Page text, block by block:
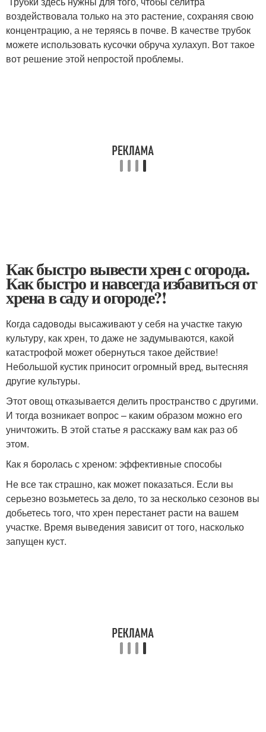
воздействовала только на это растение, сохраняя свою
концентрацию, а не теряясь в почве. В качестве трубок
можете использовать кусочки обруча хулахуп. Вот такое
вот решение этой непростой проблемы.
Как быстро вывести хрен с огорода.
Как быстро и навсегда избавиться от
хрена в саду и огороде?!
Когда садоводы высаживают у себя на участке такую
культуру, как хрен, то даже не задумываются, какой
катастрофой может обернуться такое действие!
Небольшой кустик приносит огромный вред, вытесняя
другие культуры.
Этот овощ отказывается делить пространство с другими.
И тогда возникает вопрос – каким образом можно его
уничтожить. В этой статье я расскажу вам как раз об
этом.
Как я боролась с хреном: эффективные способы
Не все так страшно, как может показаться. Если вы
серьезно возьметесь за дело, то за несколько сезонов вы
добьетесь того, что хрен перестанет расти на вашем
участке. Время выведения зависит от того, насколько
запущен куст.